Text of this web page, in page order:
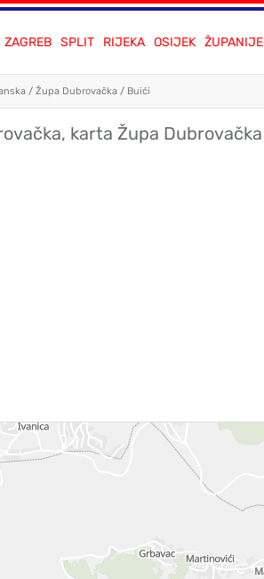
ZAGREB SPLIT RIJEKA OSIJEK ŽUPANIJE
/ Župa Dubrovačka / Buići
karta Župa Dubrovačka